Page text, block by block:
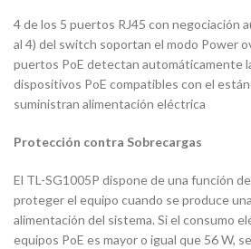
4 de los 5 puertos RJ45 con negociación
al 4) del switch soportan el modo Power
puertos PoE detectan automáticamente
dispositivos PoE compatibles con el
suministran alimentación eléctrica
Protección contra Sobrecargas
El TL-SG1005P dispone de una función
proteger el equipo cuando se produce
alimentación del sistema. Si el consumo
equipos PoE es mayor o igual que 56 W,